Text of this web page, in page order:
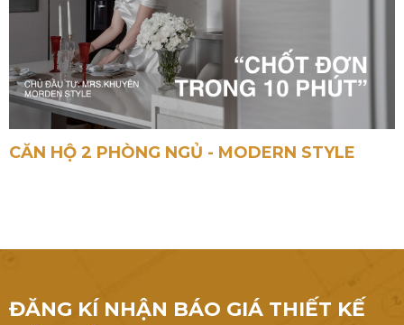
CĂN HỘ 2 PHÒNG NGỦ - MODERN STYLE
ĐĂNG KÍ NHẬN BÁO GIÁ THIẾT KẾ